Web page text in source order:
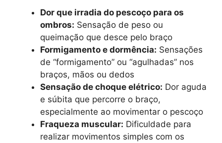
Dor que irradia do pescoço para os
ombros: Sensação de peso ou
queimação que desce pelo braço
Formigamento e dormência: Sensações
de “formigamento” ou “agulhadas” nos
braços, mãos ou dedos
Sensação de choque elétrico: Dor aguda
e súbita que percorre o braço,
especialmente ao movimentar o pescoço
Fraqueza muscular: Dificuldade para
realizar movimentos simples com os